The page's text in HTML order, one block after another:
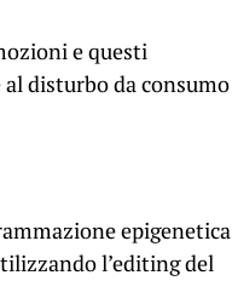
e questi
disturbo da consumo
epigenetica
l’editing del